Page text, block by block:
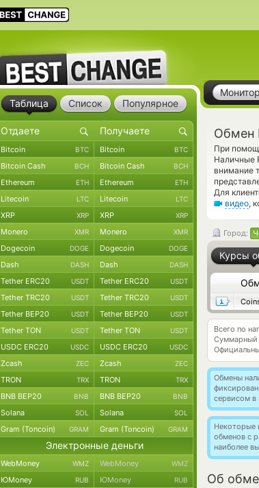
Обмен
При
Наличные
внимание
Для
видео,
Город:
Курсы
Всего по
Суммарный
Обмены
сервисом в
Некоторые
обменов с
наиболее
Об
Таблица Список Популярное
Bitcoin BTC Bitcoin BTC
Bitcoin Cash BCH Bitcoin Cash BCH
Ethereum ETH Ethereum ETH
Litecoin LTC Litecoin LTC
XRP XRP XRP XRP
Monero XMR Monero XMR
Dogecoin DOGE Dogecoin DOGE
Dash DASH Dash DASH
Tether ERC20 USDT Tether ERC20 USDT
Tether TRC20 USDT Tether TRC20 USDT
Tether BEP20 USDT Tether BEP20 USDT
Tether TON USDT Tether TON USDT
USDC ERC20 USDC USDC ERC20 USDC
Zcash ZEC Zcash ZEC
TRON TRX TRON TRX
BNB BEP20 BNB BNB BEP20 BNB
Solana SOL Solana SOL
Gram (Toncoin) GRAM Gram (Toncoin) GRAM
Электронные деньги
WebMoney WMZ WebMoney WMZ
ЮMoney RUB ЮMoney RUB